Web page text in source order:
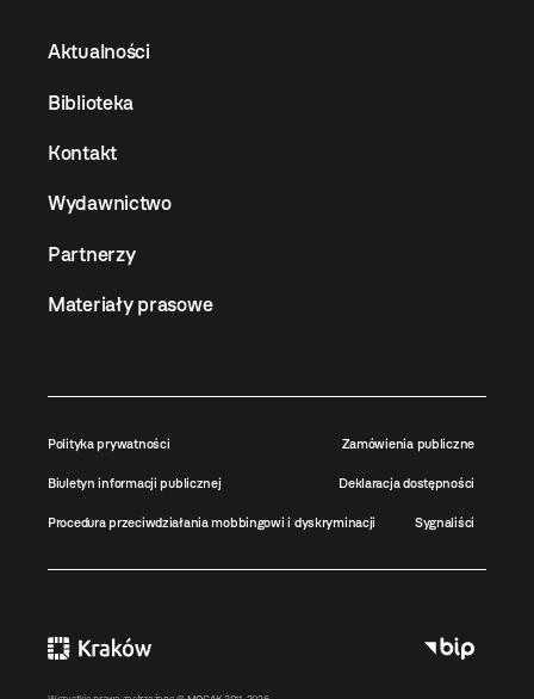
Aktualności
Biblioteka
Kontakt
Wydawnictwo
Partnerzy
Materiały prasowe
Polityka prywatności Zamówienia publiczne
Biuletyn informacji publicznej Deklaracja dostępności
Procedura przeciwdziałania mobbingowi i dyskryminacji Sygnaliści